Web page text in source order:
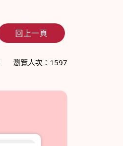
回上一頁
瀏覽人次：1597